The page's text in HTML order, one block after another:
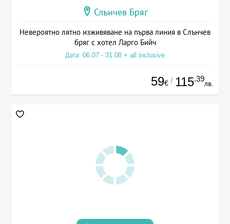
Слънчев Бряг
Невероятно лятно изживяване на първа линия в Слънчев
бряг с хотел Ларго Бийч
Дата: 06.07 - 31.08 + all inclusive
59€ / 115.39
лв.